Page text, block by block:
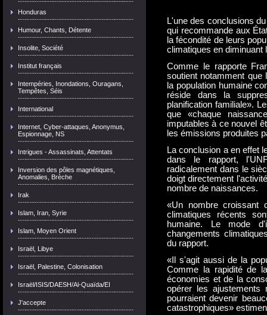
Honduras
Humour, Chants, Détente
Insolite, Société
Institut français
Intempéries, Inondations, Ouragans,
Tempêtes, Séis
International
Internet, Cyber-attaques, Anonymus,
Espionnage, NS
Intrigues - Assassinats, Attentats
Inversion des pôles magnétiques,
Anomalies, Brèche
Irak
Islam, Iran, Syrie
Islam, Moyen Orient
Israël, Libye
Israël, Palestine, Colonisation
Israël/ISIS/DAESH/Al-Quaïda/EI
J'accepte
L'une des conclusions
qui recommande aux
la fécondité de leurs
climatiques en
Comme le rapporte
soutient notamment
la population humaine
réside dans la
planification familiale».
que «chaque
imputables à ce nouvel
les émissions produites
La conclusion a en effet
dans le rapport,
radicalement dans le
doigt directement
nombre de naissances.
«Un nombre croissant
climatiques récents
humaine. Le mode
changements
du rapport.
«Il s'agit aussi de la
Comme la rapidité de
économies et de la
opérer les ajustements
pourraient devenir
catastrophiques»